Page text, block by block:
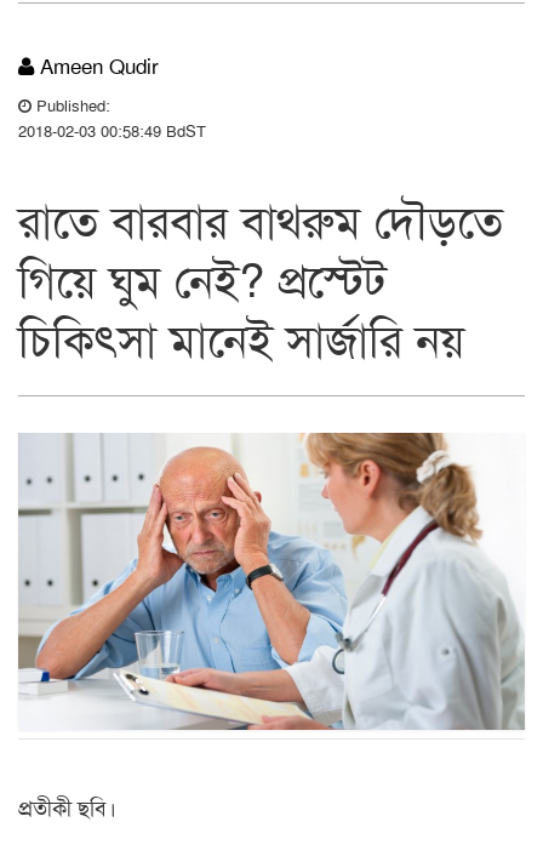
Ameen Qudir
Published:
2018-02-03 00:58:49 BdST
রাতে বারবার বাথরুম দৌড়তে
গিয়ে ঘুম নেই? প্রস্টেট
চিকিৎসা মানেই সার্জারি নয়
প্রতীকী ছবি।